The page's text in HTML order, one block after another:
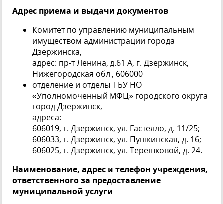
Адрес приема и выдачи документов
Комитет по управлению муниципальным
имуществом администрации города
Дзержинска,
адрес: пр-т Ленина, д.61 А, г. Дзержинск,
Нижегородская обл., 606000
отделение и отделы ГБУ НО
«Уполномоченный МФЦ» городского округа
город Дзержинск,
адреса:
606019, г. Дзержинск, ул. Гастелло, д. 11/25;
606033, г. Дзержинск, ул. Пушкинская, д. 16;
606025, г. Дзержинск, ул. Терешковой, д. 24.
Наименование, адрес и телефон учреждения,
ответственного за предоставление
муниципальной услуги